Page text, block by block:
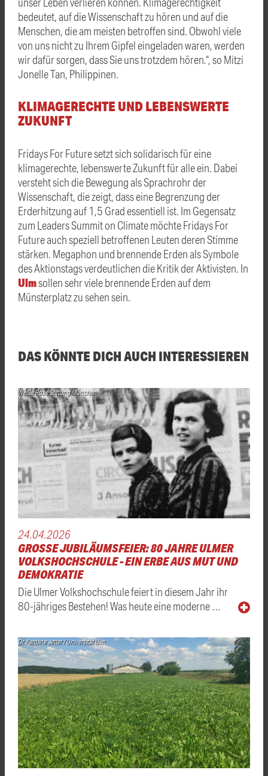
bedeutet, auf die Wissenschaft zu hören und auf die
Menschen, die am meisten betroffen sind. Obwohl viele
von uns nicht zu Ihrem Gipfel eingeladen waren, werden
wir dafür sorgen, dass Sie uns trotzdem hören.“, so Mitzi
Jonelle Tan, Philippinen.
KLIMAGERECHTE UND LEBENSWERTE
ZUKUNFT
Fridays For Future setzt sich solidarisch für eine
klimagerechte, lebenswerte Zukunft für alle ein. Dabei
versteht sich die Bewegung als Sprachrohr der
Wissenschaft, die zeigt, dass eine Begrenzung der
Erderhitzung auf 1,5 Grad essentiell ist. Im Gegensatz
zum Leaders Summit on Climate möchte Fridays For
Future auch speziell betroffenen Leuten deren Stimme
stärken. Megaphon und brennende Erden als Symbole
des Aktionstags verdeutlichen die Kritik der Aktivisten. In
Ulmsollen sehr viele brennende Erden auf dem
Münsterplatz zu sehen sein.
DAS KÖNNTE DICH AUCH INTERESSIEREN
Weiße Rose Stiftung München
24.04.2026
GROSSE JUBILÄUMSFEIER: 80 JAHRE ULMER V
OLKSHOCHSCHULE - EIN ERBE AUS MUT UND D
EMOKRATIE
Die Ulmer Volkshochschule feiert in diesem Jahr ihr
80-jähriges Bestehen! Was heute eine moderne …
Dr. Karoline Jetter / Universität Ulm